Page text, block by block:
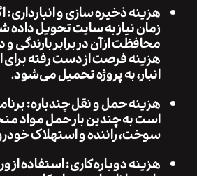
هزینه ذخیره سازی و انبارداری: اگر
زمان نیاز به سایت تحویل داده شود،
محافظت از آن در برابر بارندگی و
هزینه فرصت از دست رفته برای
انبار، به پروژه تحمیل می‌شود.
هزینه حمل و نقل چندباره:
است به چندین بار حمل مواد منجر
سوخت، راننده و استهلاک خودرو را در
هزینه دوباره کاری: استفاده از ورق